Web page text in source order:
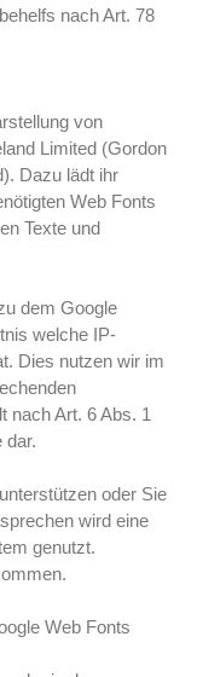
nach Art. 78
von
Limited (Gordon
Dazu lädt ihr
Web Fonts
Texte und
dem Google
welche IP-
Dies nutzen wir im
nach Art. 6 Abs. 1
dar.
oder Sie
wird eine
genutzt.
Web Fonts